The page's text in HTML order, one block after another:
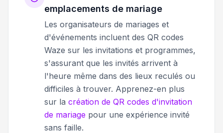
emplacements de mariage
Les organisateurs de mariages et
d'événements incluent des QR codes
Waze sur les invitations et programmes,
s'assurant que les invités arrivent à
l'heure même dans des lieux reculés ou
difficiles à trouver. Apprenez-en plus
sur la création de QR codes d'invitation
de mariage pour une expérience invité
sans faille.